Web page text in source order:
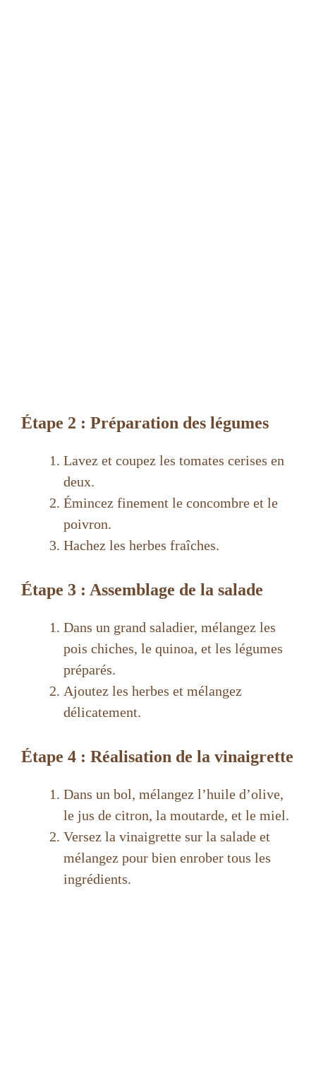
Étape 2 : Préparation des légumes
Lavez et coupez les tomates cerises en
deux.
Émincez finement le concombre et le
poivron.
Hachez les herbes fraîches.
Étape 3 : Assemblage de la salade
Dans un grand saladier, mélangez les
pois chiches, le quinoa, et les légumes
préparés.
Ajoutez les herbes et mélangez
délicatement.
Étape 4 : Réalisation de la vinaigrette
Dans un bol, mélangez l’huile d’olive,
le jus de citron, la moutarde, et le miel.
Versez la vinaigrette sur la salade et
mélangez pour bien enrober tous les
ingrédients.